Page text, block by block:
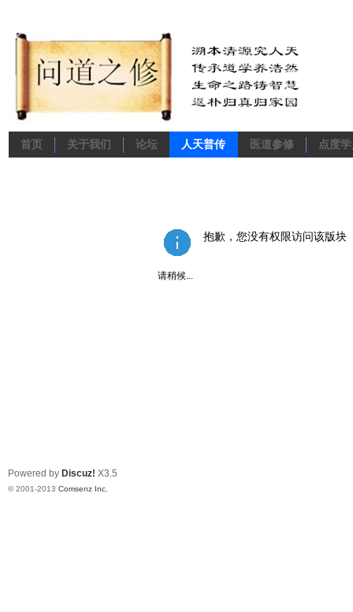
首页 关于我们 论坛 人天普传 医道参修 点度
抱歉，您没有权限访问该版块
请稍候...
Powered by Discuz! X3.5
© 2001-2013 Comsenz Inc.